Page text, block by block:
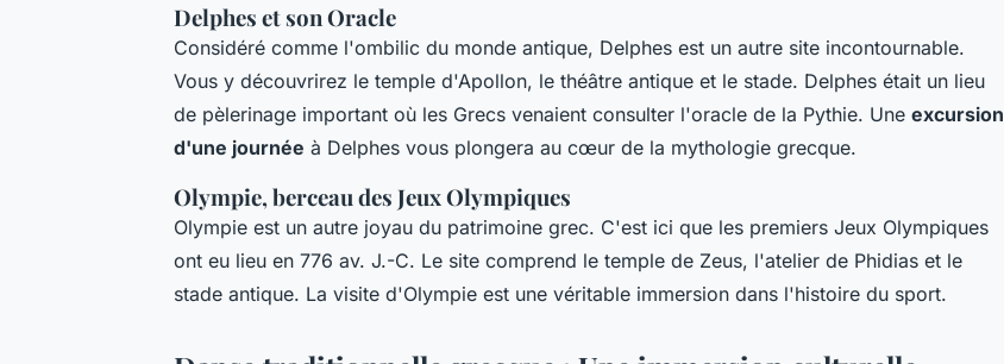
Delphes et son Oracle
Considéré comme l'ombilic du monde antique, Delphes est un autre site incontournable.
Vous y découvrirez le temple d'Apollon, le théâtre antique et le stade. Delphes était un lieu
de pèlerinage important où les Grecs venaient consulter l'oracle de la Pythie. Une excursion
d'une journée à Delphes vous plongera au cœur de la mythologie grecque.
Olympie, berceau des Jeux Olympiques
Olympie est un autre joyau du patrimoine grec. C'est ici que les premiers Jeux Olympiques
ont eu lieu en 776 av. J.-C. Le site comprend le temple de Zeus, l'atelier de Phidias et le
stade antique. La visite d'Olympie est une véritable immersion dans l'histoire du sport.